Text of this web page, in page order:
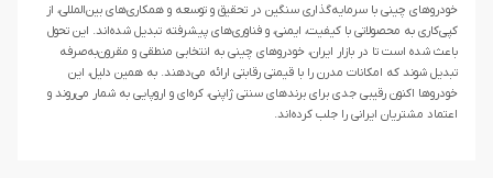
خودروهای چینی با سرمایه‌گذاری سنگین در تحقیق و توسعه و همکاری‌های بین‌المللی، از
کپی‌کاری به محصولاتی با کیفیت، ایمنی، و فناوری‌های پیشرفته تبدیل شده‌اند. این تحول
باعث شده است تا در بازار ایران، خودروهای چینی به انتخابی منطقی و مقرون‌به‌صرفه
تبدیل شوند که امکانات مدرن را با قیمتی رقابتی ارائه می‌دهند. به همین دلیل، این
خودروها اکنون رقیبی جدی برای برندهای سنتی ژاپنی، کره‌ای و اروپایی به شمار می‌روند و
اعتماد مشتریان ایرانی را جلب کرده‌اند.